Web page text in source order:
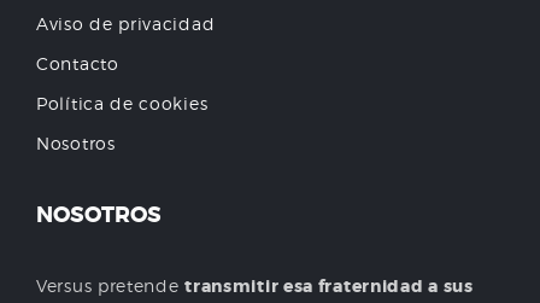
Aviso de privacidad
Contacto
Política de cookies
Nosotros
NOSOTROS
Versus pretendetransmitir esa fraternidad a sus